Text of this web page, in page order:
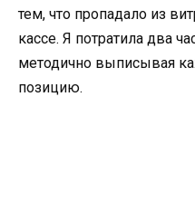
тем, что пропадало из
кассе. Я потратила два
методично выписывая
позицию.